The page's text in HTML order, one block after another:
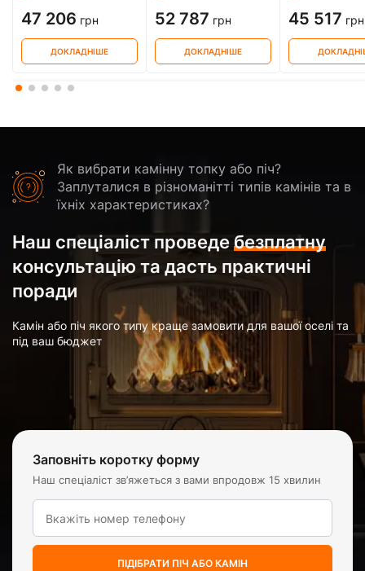
47 206 грн
ДОКЛАДНІШЕ
52 787 грн
ДОКЛАДНІШЕ
45 517 грн
Як вибрати камінну топку або піч?
Заплуталися в різноманітті типів камінів та в
їхніх характеристиках?
Наш спеціаліст проведебезплатну
консультацію та дасть практичні
поради
Камін або піч якого типу краще замовити для вашої оселі та
під ваш бюджет
Заповніть коротку форму
Наш спеціаліст зв’яжеться з вами впродовж 15 хвилин
ПІДІБРАТИ ПІЧ АБО КАМІН